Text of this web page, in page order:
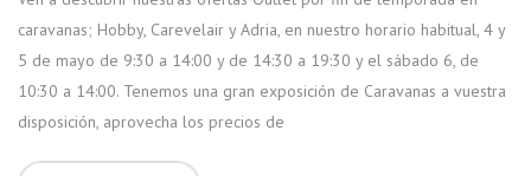
caravanas; Hobby, Carevelair y Adria, en nuestro horario habitual, 4 y
5 de mayo de 9:30 a 14:00 y de 14:30 a 19:30 y el sábado 6, de
10:30 a 14:00. Tenemos una gran exposición de Caravanas a vuestra
disposición, aprovecha los precios de